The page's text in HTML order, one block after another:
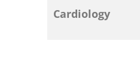
Cardiology